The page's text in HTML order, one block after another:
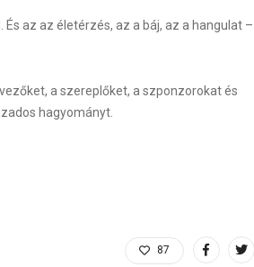
az az életérzés, az a báj, az a hangulat –
a szereplőket, a szponzorokat és
hagyományt.
87